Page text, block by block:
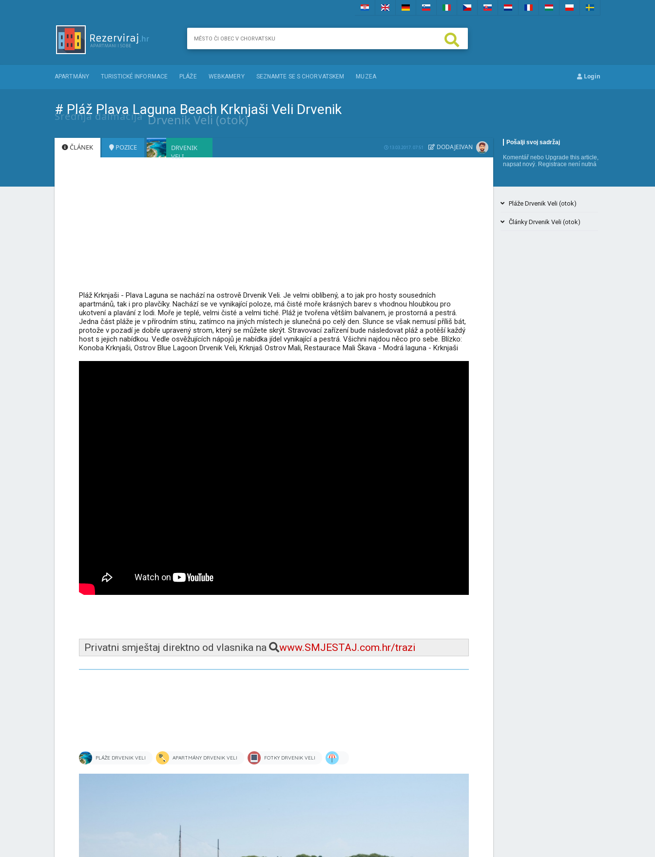
APARTMÁNY TURISTICKÉ INFORMACE PLÁŽE WEBKAMERY SEZNAMTE SE S CHORVATSKEM MUZEA Login
# Pláž Plava Laguna Beach Krknjaši Veli Drvenik
Srednja dalmacija Drvenik Veli (otok)
Pošalji svoj sadržaj
Komentář nebo Upgrade this article,
napsat nový. Registrace není nutná
ČLÁNEK POZICE
DRVENIK
VELI
13.03.2017. 07:51 DODAJEIVAN
Pláž Krknjaši - Plava Laguna se nachází na ostrově Drvenik Veli. Je velmi oblíbený, a to jak pro hosty sousedních
apartmánů, tak i pro plavčíky. Nachází se ve vynikající poloze, má čisté moře krásných barev s vhodnou hloubkou pro
ukotvení a plavání z lodi. Moře je teplé, velmi čisté a velmi tiché. Pláž je tvořena větším balvanem, je prostorná a pestrá.
Jedna část pláže je v přírodním stínu, zatímco na jiných místech je slunečná po celý den. Slunce se však nemusí příliš bát,
protože v pozadí je dobře upravený strom, který se můžete skrýt. Stravovací zařízení bude následovat pláž a potěší každý
host s jejich nabídkou. Vedle osvěžujících nápojů je nabídka jídel vynikající a pestrá. Všichni najdou něco pro sebe. Blízko:
Konoba Krknjaši, Ostrov Blue Lagoon Drvenik Veli, Krknjaš Ostrov Mali, Restaurace Mali Škava - Modrá laguna - Krknjaši
Privatni smještaj direktno od vlasnika na www.SMJESTAJ.com.hr/trazi
PLÁŽE DRVENIK VELI APARTMÁNY DRVENIK VELI FOTKY DRVENIK VELI
Pláže Drvenik Veli (otok)
Články Drvenik Veli (otok)